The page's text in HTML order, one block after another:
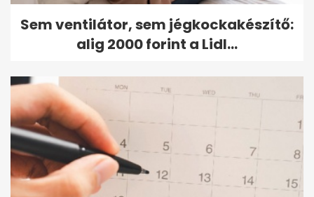
Sem ventilátor, sem jégkockakészítő:
alig 2000 forint a Lidl...